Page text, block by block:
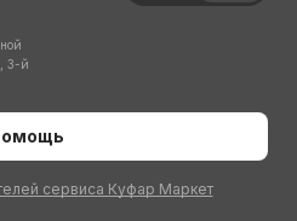
3-й
сервиса Куфар Маркет